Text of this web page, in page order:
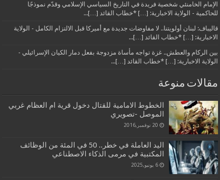
الإمام الخامنئي شخصية فريدة في التاريخ السياسي الإسلامي وقدّم نموذجًا
للحاكمية - الولاية الاخبارية: […] *خطاب القائد […]...
قاليباف: لبنان أولويتنا.. لا مفاوضات جديدة مع أميركا قبل الالتزام الكامل - الولاية
الاخبارية: […] *خطاب القائد […]...
بين الركام والعطش.. غزة تواجه مأساة مزدوجة بفعل دمار الكيان الإسرائيلي -
الولاية الاخبارية: […] *خطاب القائد […]...
مقالات منوعة
الخطوط الامامية للقتال دخول قرية ام العظام غربي
الموصل -تصويري
20 نوفمبر,2016
اليد العاملة في خطر.. 50 في المئة من الوظائف
المكتبية في مرمى الذكاء الاصطناعي
6 يونيو,2025